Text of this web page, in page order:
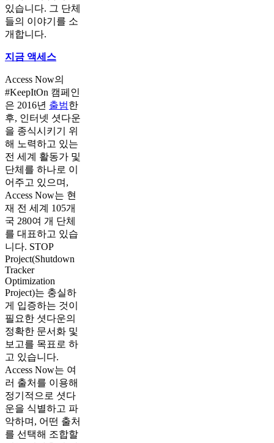
있습니다. 그 단체
들의 이야기를 소
개합니다.
지금 액세스
Access Now의
#KeepItOn 캠페인
은 2016년 출범한
후, 인터넷 셧다운
을 종식시키기 위
해 노력하고 있는
전 세계 활동가 및
단체를 하나로 이
어주고 있으며,
Access Now는 현
재 전 세계 105개
국 280여 개 단체
를 대표하고 있습
니다. STOP
Project(Shutdown
Tracker
Optimization
Project)는 충실하
게 입증하는 것이
필요한 셧다운의
정확한 문서화 및
보고를 목표로 하
고 있습니다.
Access Now는 여
러 출처를 이용해
정기적으로 셧다
운을 식별하고 파
악하며, 어떤 출처
를 선택해 조합할